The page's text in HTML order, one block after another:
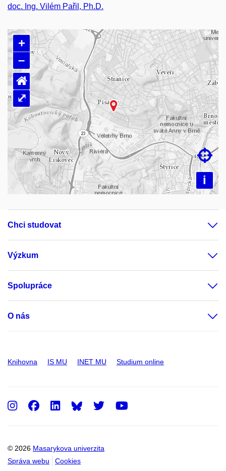
doc. Ing. Vilém Pařil, Ph.D.
Načítám mapu…
+
–
i

⌂
⤢
Chci studovat
Výzkum
Spolupráce
O nás
Knihovna IS MU INET MU Studium online
© 2026 Masarykova univerzita
Správa webu
Cookies
Instagram
Facebook
LinkedInTwitter